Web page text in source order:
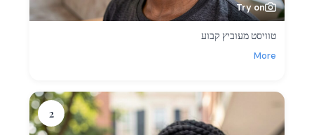
Try on
טוויסט מעוביץ קבוע
More
2